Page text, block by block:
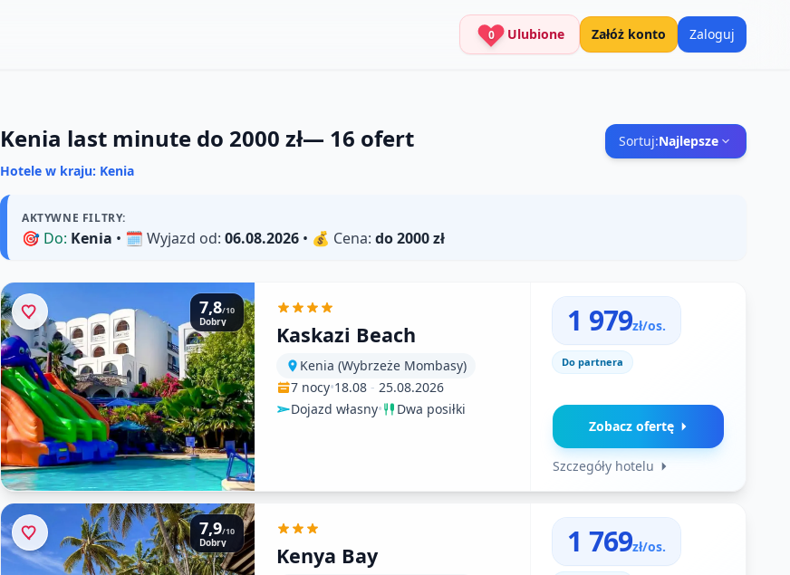
0 Ulubione Załóż konto Zaloguj
Kenia last minute do 2000 zł— 16 ofert Sortuj:Najlepsze
Hotele w kraju: Kenia
AKTYWNE FILTRY:
🎯 Do: Kenia • 🗓️ Wyjazd od: 06.08.2026 • 💰 Cena: do 2000 zł
7,8/10
Dobry Kaskazi Beach
Kenia (Wybrzeże Mombasy)
7 nocy•18.08 - 25.08.2026
Dojazd własny• Dwa posiłki
1 979zł/os.
Do partnera
Zobacz ofertę
Szczegóły hotelu
7,9/10
Dobry Kenya Bay 1 769zł/os.